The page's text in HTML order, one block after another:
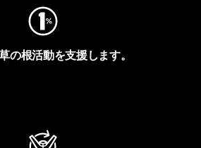
の根活動を支援します。